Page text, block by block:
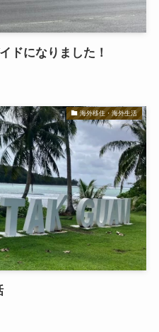
ドになりました！
海外移住・海外生活